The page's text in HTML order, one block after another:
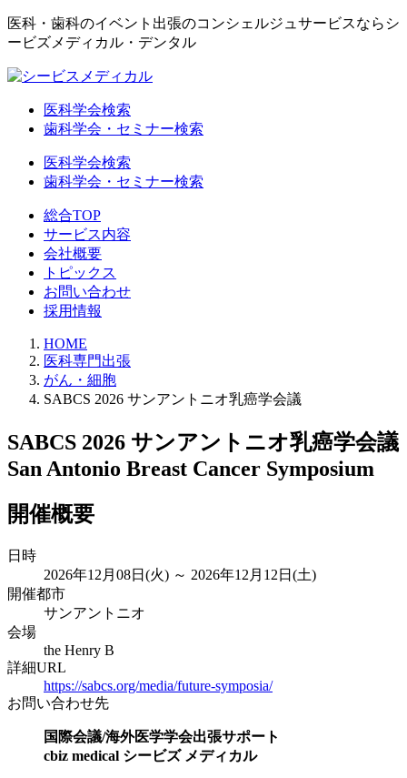
医科・歯科のイベント出張のコンシェルジュサービスならシ
ービズメディカル・デンタル
医科学会検索
歯科学会・セミナー検索
医科学会検索
歯科学会・セミナー検索
総合TOP
サービス内容
会社概要
トピックス
お問い合わせ
採用情報
HOME
医科専門出張
がん・細胞
SABCS 2026 サンアントニオ乳癌学会議
SABCS 2026 サンアントニオ乳癌学会議
San Antonio Breast Cancer Symposium
開催概要
日時
2026年12月08日(火) ～ 2026年12月12日(土)
開催都市
サンアントニオ
会場
the Henry B
詳細URL
https://sabcs.org/media/future-symposia/
お問い合わせ先
国際会議/海外医学学会出張サポート
cbiz medical シービズ メディカル